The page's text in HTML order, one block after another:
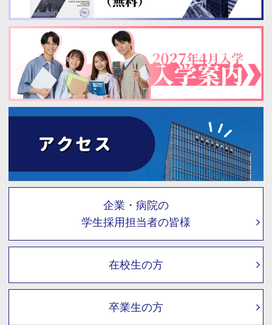
企業・病院の
学生採用担当者の皆様
在校生の方
卒業生の方